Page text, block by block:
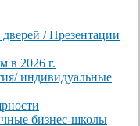
/ Презентации
в 2026 г.
индивидуальные
бизнес-школы